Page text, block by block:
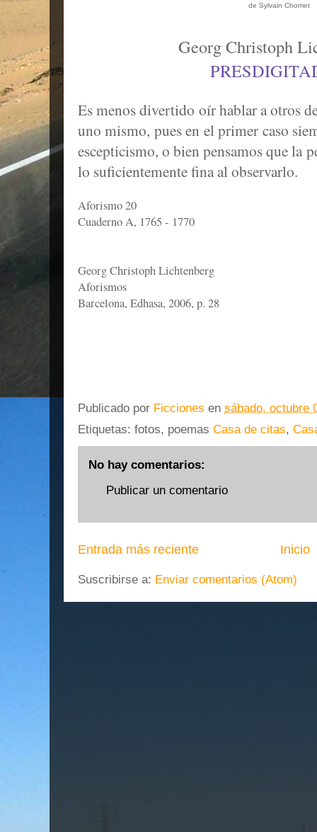
de Sylvain Chomet
Georg Christoph
Es menos divertido oír hablar a otros
uno mismo, pues en el primer caso
escepticismo, o bien pensamos que la
lo suficientemente fina al observarlo.
Aforismo 20
Cuaderno A, 1765 - 1770
Georg Christoph Lichtenberg
Aforismos
Barcelona, Edhasa, 2006, p. 28
Publicado por Ficciones en sábado, octubre
Etiquetas: fotos, poemas Casa de citas,
No hay comentarios:
Publicar un comentario
Entrada más reciente Inicio
Suscribirse a: Enviar comentarios (Atom)